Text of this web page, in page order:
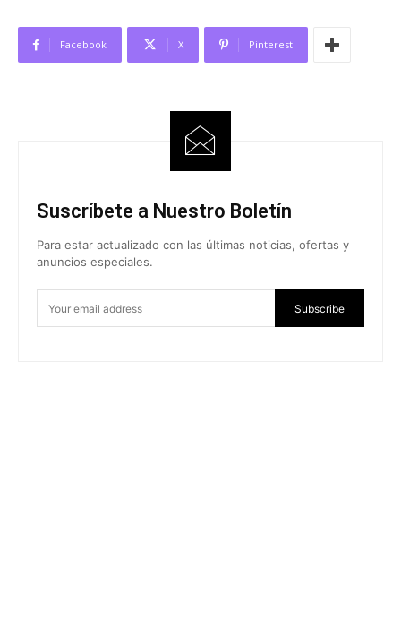
Facebook X Pinterest
Suscríbete a Nuestro Boletín
Para estar actualizado con las últimas noticias, ofertas y
anuncios especiales.
Subscribe